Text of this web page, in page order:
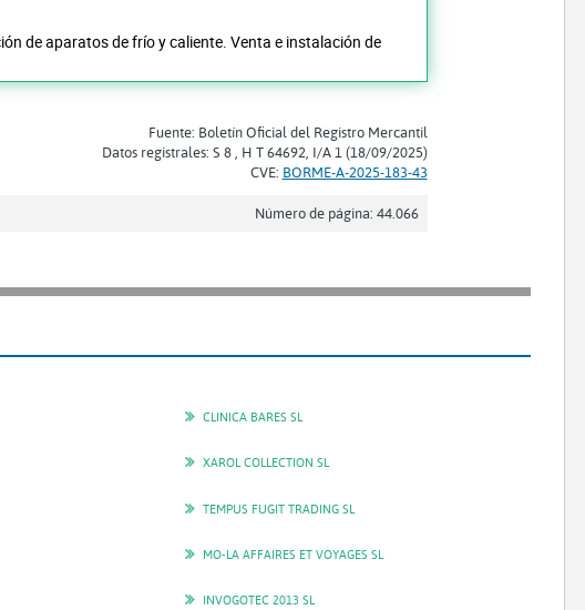
de aparatos de frío y caliente. Venta e instalación de
Fuente: Boletín Oficial del Registro Mercantil
Datos registrales: S 8 , H T 64692, I/A 1 (18/09/2025)
CVE: BORME-A-2025-183-43
Número de página: 44.066
CLINICA BARES SL
XAROL COLLECTION SL
TEMPUS FUGIT TRADING SL
MO-LA AFFAIRES ET VOYAGES SL
INVOGOTEC 2013 SL